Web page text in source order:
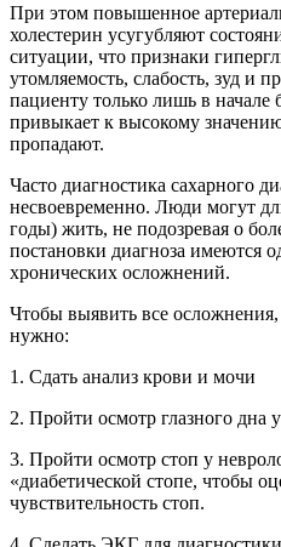
При этом повышенное
холестерин усугубляют
ситуации, что признаки
утомляемость, слабость, зуд и
пациенту только лишь в начале
привыкает к высокому
пропадают.
Часто диагностика сахарного
несвоевременно. Люди могут
годы) жить, не подозревая о
постановки диагноза имеются
хронических осложнений.
Чтобы выявить все
нужно:
1. Сдать анализ крови и мочи
2. Пройти осмотр глазного дна
3. Пройти осмотр стоп у
«диабетической стопе, чтобы
чувствительность стоп.